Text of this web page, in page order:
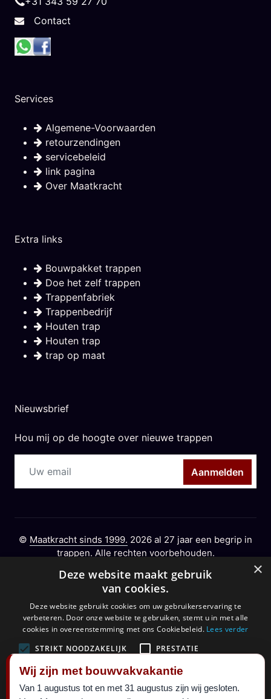
Contact
Services
Algemene-Voorwaarden
retourzendingen
servicebeleid
link pagina
Over Maatkracht
Extra links
Bouwpakket trappen
Doe het zelf trappen
Trappenfabriek
Trappenbedrijf
Houten trap
Houten trap
trap op maat
Nieuwsbrief
Hou mij op de hoogte over nieuwe trappen
Aanmelden
© Maatkracht sinds 1999. 2026 al 27 jaar een begrip in
trappen. Alle rechten voorbehouden.
Designed ByMaatkracht|sitemap
Wij zijn met bouwvakvakantie
Van 1 augustus tot en met 31 augustus zijn wij gesloten.
×
Deze website maakt gebruik
van cookies.
Deze website gebruikt cookies om uw gebruikerservaring te
verbeteren. Door onze website te gebruiken, stemt u in met alle
cookies in overeenstemming met ons Cookiebeleid. Lees verder
STRIKT NOODZAKELIJK
PRESTATIE
TARGETING FUNCTIONEEL